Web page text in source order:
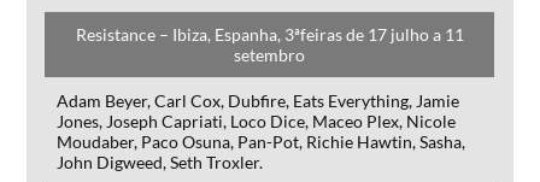
Resistance – Ibiza, Espanha, 3ªfeiras de 17 julho a 11
setembro
Adam Beyer, Carl Cox, Dubfire, Eats Everything, Jamie
Jones, Joseph Capriati, Loco Dice, Maceo Plex, Nicole
Moudaber, Paco Osuna, Pan-Pot, Richie Hawtin, Sasha,
John Digweed, Seth Troxler.